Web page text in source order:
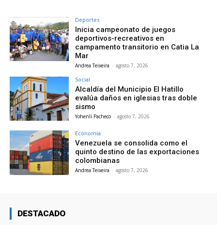
Deportes
Inicia campeonato de juegos
deportivos-recreativos en
campamento transitorio en Catia La
Mar
Andrea Teixeira - agosto 7, 2026
Social
Alcaldía del Municipio El Hatillo
evalúa daños en iglesias tras doble
sismo
Yohenli Pacheco - agosto 7, 2026
Economía
Venezuela se consolida como el
quinto destino de las exportaciones
colombianas
Andrea Teixeira - agosto 7, 2026
DESTACADO